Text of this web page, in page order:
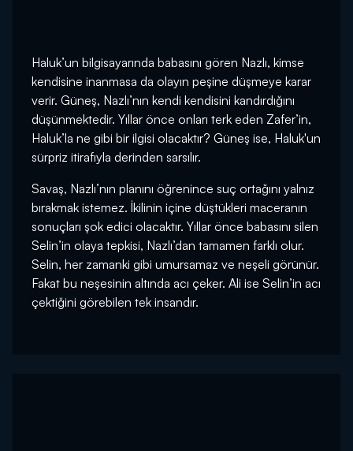
Haluk’un bilgisayarında babasını gören Nazlı, kimse
kendisine inanmasa da olayın peşine düşmeye karar
verir. Güneş, Nazlı’nın kendi kendisini kandırdığını
düşünmektedir. Yıllar önce onları terk eden Zafer’in,
Haluk’la ne gibi bir ilgisi olacaktır? Güneş ise, Haluk'un
sürpriz itirafıyla derinden sarsılır.
Savaş, Nazlı’nın planını öğrenince suç ortağını yalnız
bırakmak istemez. İkilinin içine düştükleri maceranın
sonuçları şok edici olacaktır. Yıllar önce babasını silen
Selin’in olaya tepkisi, Nazlı’dan tamamen farklı olur.
Selin, her zamanki gibi umursamaz ve neşeli görünür.
Fakat bu neşesinin altında acı çeker. Ali ise Selin’in acı
çektiğini görebilen tek insandır.